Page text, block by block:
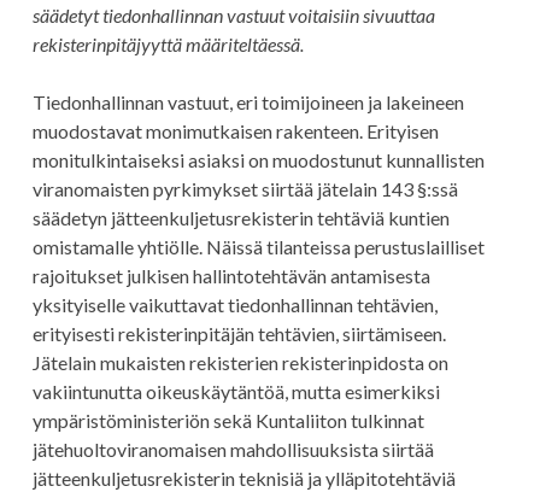
säädetyt tiedonhallinnan vastuut voitaisiin sivuuttaa
rekisterinpitäjyyttä määriteltäessä.
Tiedonhallinnan vastuut, eri toimijoineen ja lakeineen
muodostavat monimutkaisen rakenteen. Erityisen
monitulkintaiseksi asiaksi on muodostunut kunnallisten
viranomaisten pyrkimykset siirtää jätelain 143 §:ssä
säädetyn jätteenkuljetusrekisterin tehtäviä kuntien
omistamalle yhtiölle. Näissä tilanteissa perustuslailliset
rajoitukset julkisen hallintotehtävän antamisesta
yksityiselle vaikuttavat tiedonhallinnan tehtävien,
erityisesti rekisterinpitäjän tehtävien, siirtämiseen.
Jätelain mukaisten rekisterien rekisterinpidosta on
vakiintunutta oikeuskäytäntöä, mutta esimerkiksi
ympäristöministeriön sekä Kuntaliiton tulkinnat
jätehuoltoviranomaisen mahdollisuuksista siirtää
jätteenkuljetusrekisterin teknisiä ja ylläpitotehtäviä